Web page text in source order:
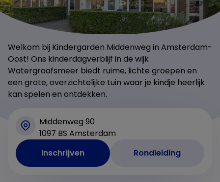
Welkom bij Kindergarden Middenweg in Amsterdam-
Oost! Ons kinderdagverblijf in de wijk
Watergraafsmeer biedt ruime, lichte groepen en
een grote, overzichtelijke tuin waar je kindje heerlijk
kan spelen en ontdekken.
Middenweg 90
1097 BS Amsterdam
Inschrijven
Rondleiding